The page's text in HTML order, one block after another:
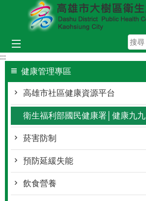
跳到主要內容區塊
:::
健康管理專區
高雄市社區健康資源平台
衛生福利部國民健康署│健康九九
菸害防制
預防延緩失能
飲食營養